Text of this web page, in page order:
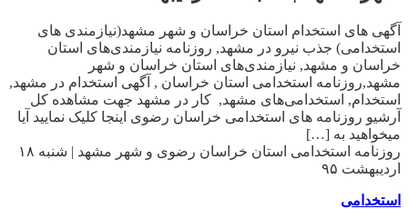
آگهی های استخدام استان خراسان و شهر مشهد(نیازمندی های
استخدامی) جذب نیرو در مشهد, روزنامه نیازمندی‌های استان
خراسان و مشهد, نیازمندی‌های استان خراسان و شهر
مشهد,روزنامه استخدامی استان خراسان , آگهی استخدام در مشهد,
استخدام, استخدامی‌های مشهد, کار در مشهد جهت مشاهده کل
آرشیو روزنامه های استخدامی خراسان رضوی اینجا کلیک نمایید آیا
میخواهید به […]
روزنامه استخدامی استان خراسان رضوی و شهر مشهد | شنبه ۱۸
اردیبهشت ۹۵
استخدامی